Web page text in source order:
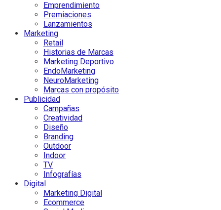
Emprendimiento
Premiaciones
Lanzamientos
Marketing
Retail
Historias de Marcas
Marketing Deportivo
EndoMarketing
NeuroMarketing
Marcas con propósito
Publicidad
Campañas
Creatividad
Diseño
Branding
Outdoor
Indoor
TV
Infografías
Digital
Marketing Digital
Ecommerce